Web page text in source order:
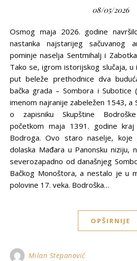
08/05/2026
Osmog maja 2026. godine navršilo se 635 godina od
nastanka najstarijeg sačuvanog
pominje naselja Sentmihalj i
Tako se, igrom istorijskog slučaja,
put beleže prethodnice dva
bačka grada – Sombora i Subotice
imenom najranije zabeležen 1543, a
o zapisniku Skupštine
početkom maja 1391. godine kraj
Bodroga. Ovo staro naselje,
dolaska Mađara u Panonsku niziju,
severozapadno od današnjeg
Bačkog Monoštora, a nestalo je u
polovine 17. veka. Bodroška…
OPŠIRNIJE
Milan Stepanović